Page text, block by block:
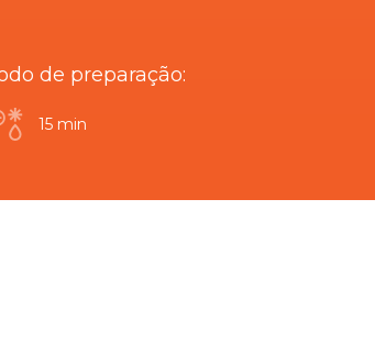
de preparação:
15 min